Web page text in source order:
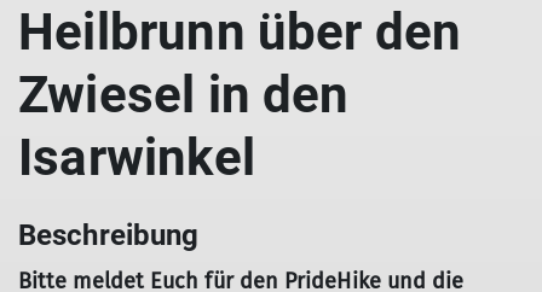
Heilbrunn über den
Zwiesel in den
Isarwinkel
Beschreibung
Bitte meldet Euch für den PrideHike und die